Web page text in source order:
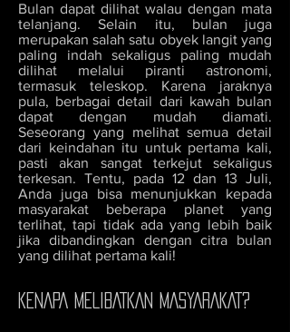
Bulan dapat dilihat walau dengan mata
telanjang. Selain itu, bulan juga
merupakan salah satu obyek langit yang
paling indah sekaligus paling mudah
dilihat melalui piranti astronomi,
termasuk teleskop. Karena jaraknya
pula, berbagai detail dari kawah bulan
dapat dengan mudah diamati.
Seseorang yang melihat semua detail
dari keindahan itu untuk pertama kali,
pasti akan sangat terkejut sekaligus
terkesan. Tentu, pada 12 dan 13 Juli,
Anda juga bisa menunjukkan kepada
masyarakat beberapa planet yang
terlihat, tapi tidak ada yang lebih baik
jika dibandingkan dengan citra bulan
yang dilihat pertama kali!
KENAPA MELIBATKAN MASYARAKAT?